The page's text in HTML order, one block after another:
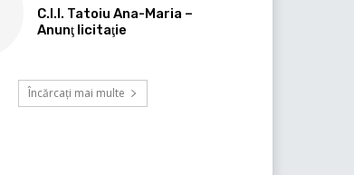
C.I.I. Tatoiu Ana-Maria –
Anunţ licitaţie
Încărcați mai multe